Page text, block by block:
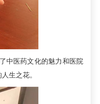
中医药文化的魅力和医院
生之花。